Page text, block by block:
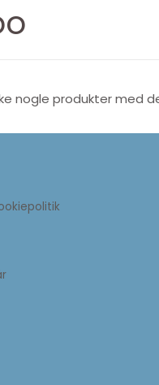
nogle produkter med